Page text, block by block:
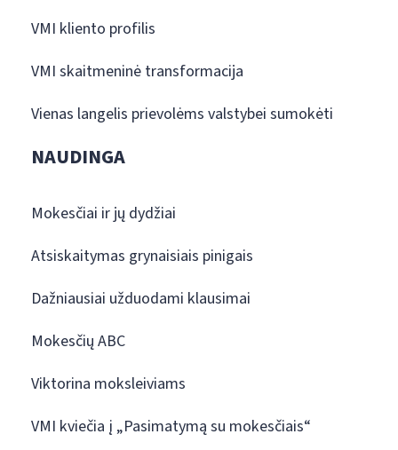
VMI kliento profilis
VMI skaitmeninė transformacija
Vienas langelis prievolėms valstybei sumokėti
NAUDINGA
Mokesčiai ir jų dydžiai
Atsiskaitymas grynaisiais pinigais
Dažniausiai užduodami klausimai
Mokesčių ABC
Viktorina moksleiviams
VMI kviečia į „Pasimatymą su mokesčiais“